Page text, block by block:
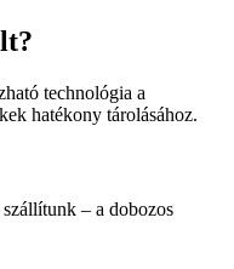
technológia a
hatékony tárolásához.
– a dobozos